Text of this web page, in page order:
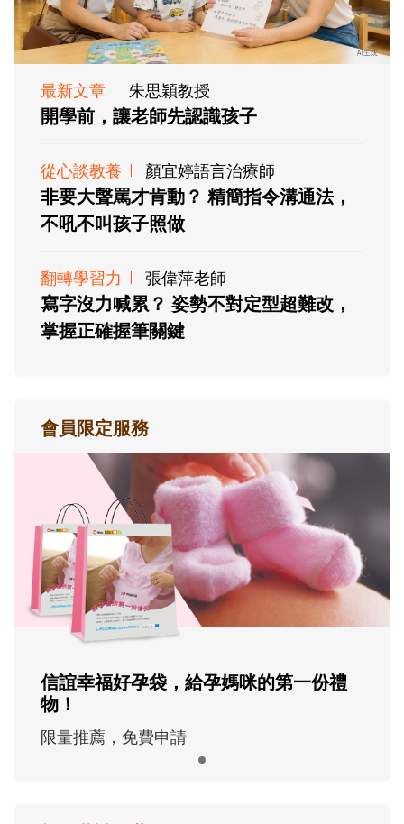
最新文章 朱思穎教授
開學前，讓老師先認識孩子
從心談教養 顏宜婷語言治療師
非要大聲罵才肯動？ 精簡指令溝通法，
不吼不叫孩子照做
翻轉學習力 張偉萍老師
寫字沒力喊累？ 姿勢不對定型超難改，
掌握正確握筆關鍵
會員限定服務
信誼幸福好孕袋，給孕媽咪的第一份禮
物！
限量推薦，免費申請